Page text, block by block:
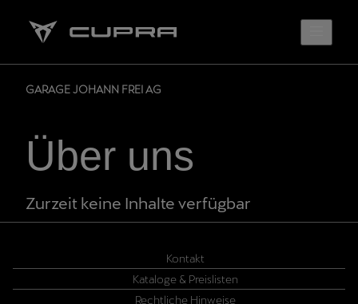
GARAGE JOHANN FREI AG
Über uns
Zurzeit keine Inhalte verfügbar
Kontakt
Kataloge & Preislisten
Rechtliche Hinweise